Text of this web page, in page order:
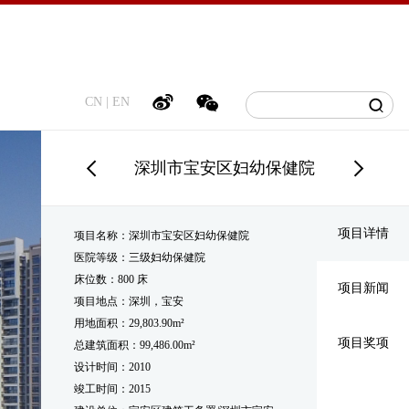
CN EN
深圳市宝安区妇幼保健院
项目名称：深圳市宝安区妇幼保健院
医院等级：三级妇幼保健院
床位数：800 床
项目地点：深圳，宝安
用地面积：29,803.90m²
总建筑面积：99,486.00m²
设计时间：2010
竣工时间：2015
项目详情
项目新闻
项目奖项